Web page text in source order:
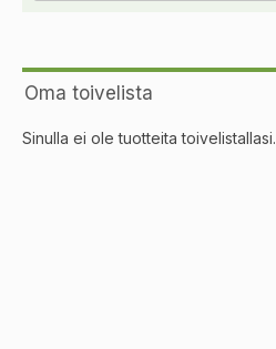
Oma toivelista
Sinulla ei ole tuotteita toivelistallasi.